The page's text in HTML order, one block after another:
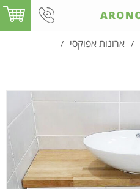
/ ארונות אפוקסי /